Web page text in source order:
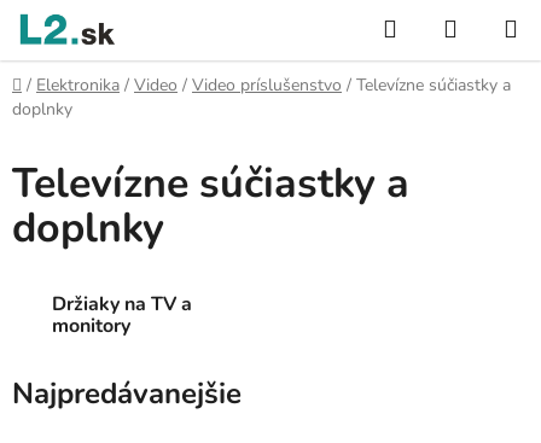
Prejsť
obsah
Hľadať
KOŠÍK
Domov
/ Elektronika / Video / Video príslušenstvo / Televízne súčiastky a
doplnky
Televízne súčiastky a
doplnky
Držiaky na TV a
monitory
Najpredávanejšie